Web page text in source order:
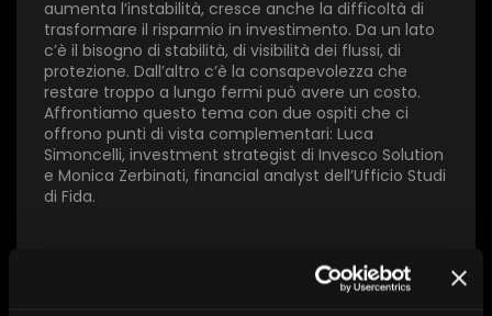
aumenta l’instabilità, cresce anche la difficoltà di
trasformare il risparmio in investimento. Da un lato
c’è il bisogno di stabilità, di visibilità dei flussi, di
protezione. Dall’altro c’è la consapevolezza che
restare troppo a lungo fermi può avere un costo.
Affrontiamo questo tema con due ospiti che ci
offrono punti di vista complementari: Luca
Simoncelli, investment strategist di Invesco Solution
e Monica Zerbinati, financial analyst dell’Ufficio Studi
di Fida.
Luca Simoncelli, Monica
5 stars
4 stars
3 stars
2 stars
1 star
Invia